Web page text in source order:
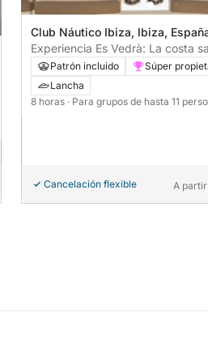
Club Náutico Ibiza, Ibiza,
Experiencia Es Vedrà: La costa
Ibiza, calas secretas y la magia
atardecer.
Patrón incluido
Súper
Lancha
8 horas · Para grupos de hasta 11
Cancelación flexible A